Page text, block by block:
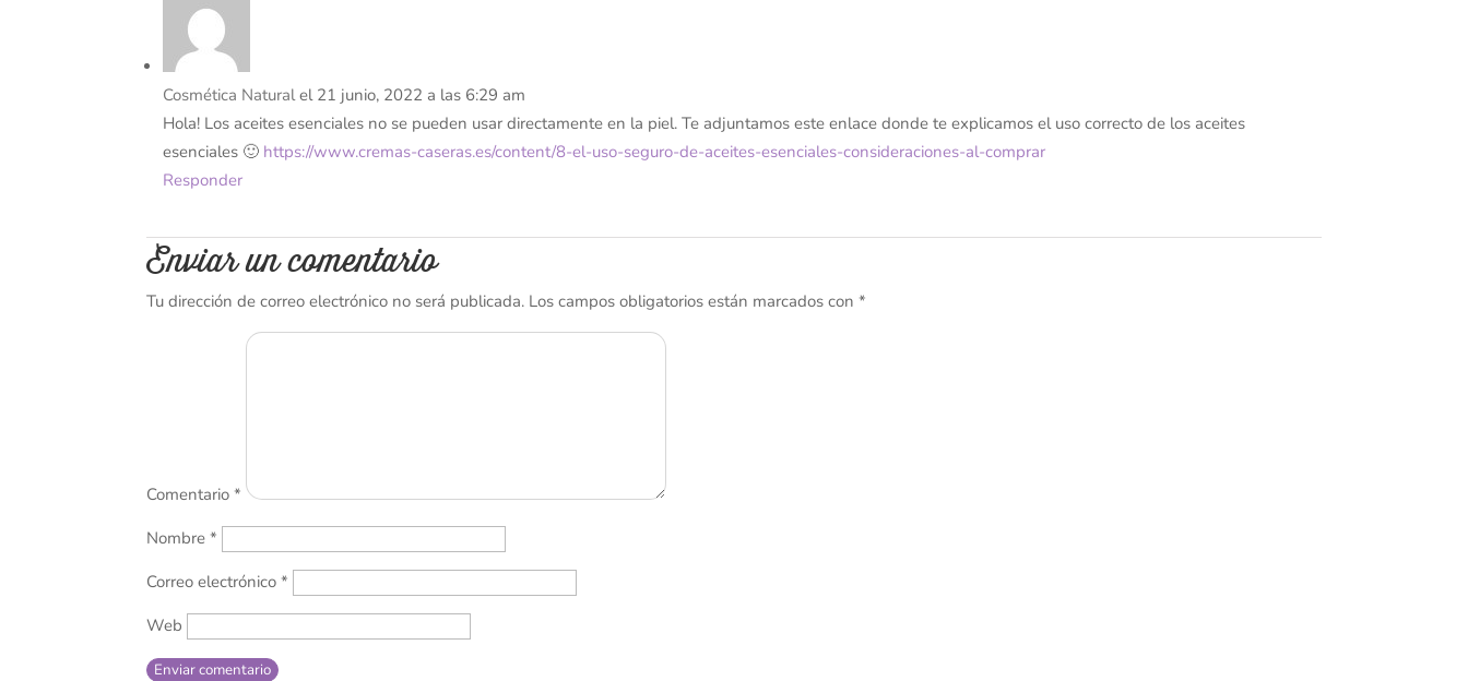
Cosmética Natural el 21 junio, 2022 a las 6:29 am
Hola! Los aceites esenciales no se pueden usar directamente en la piel. Te adjuntamos este enlace donde te explicamos el uso correcto de los aceites
esenciales 🙂 https://www.cremas-caseras.es/content/8-el-uso-seguro-de-aceites-esenciales-consideraciones-al-comprar
Responder
Enviar un comentario
Tu dirección de correo electrónico no será publicada. Los campos obligatorios están marcados con*
Comentario*
Nombre*
Correo electrónico*
Web
Enviar comentario